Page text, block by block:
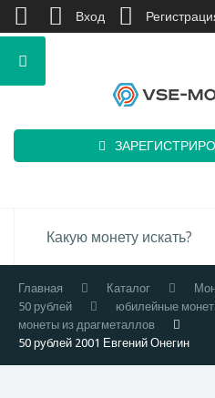
Главная Каталог
50 рублей
юбилейные
монеты из драгметаллов
50 рублей 2001 Евгений Онегин
Вход